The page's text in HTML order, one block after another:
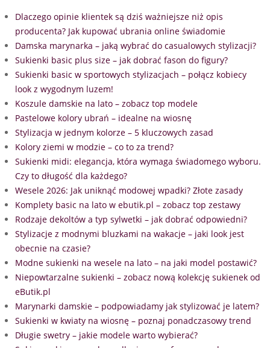
Dlaczego opinie klientek są dziś ważniejsze niż opis
producenta? Jak kupować ubrania online świadomie
Damska marynarka – jaką wybrać do casualowych stylizacji?
Sukienki basic plus size – jak dobrać fason do figury?
Sukienki basic w sportowych stylizacjach – połącz kobiecy
look z wygodnym luzem!
Koszule damskie na lato – zobacz top modele
Pastelowe kolory ubrań – idealne na wiosnę
Stylizacja w jednym kolorze – 5 kluczowych zasad
Kolory ziemi w modzie – co to za trend?
Sukienki midi: elegancja, która wymaga świadomego wyboru.
Czy to długość dla każdego?
Wesele 2026: Jak uniknąć modowej wpadki? Złote zasady
Komplety basic na lato w ebutik.pl – zobacz top zestawy
Rodzaje dekoltów a typ sylwetki – jak dobrać odpowiedni?
Stylizacje z modnymi bluzkami na wakacje – jaki look jest
obecnie na czasie?
Modne sukienki na wesele na lato – na jaki model postawić?
Niepowtarzalne sukienki – zobacz nową kolekcję sukienek od
eButik.pl
Marynarki damskie – podpowiadamy jak stylizować je latem?
Sukienki w kwiaty na wiosnę – poznaj ponadczasowy trend
Długie swetry – jakie modele warto wybierać?